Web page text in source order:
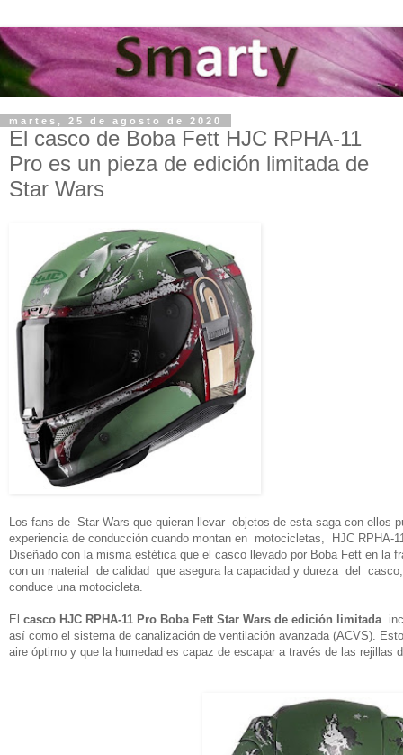
martes, 25 de agosto de 2020
El casco de Boba Fett HJC RPHA-11
Pro es un pieza de edición limitada de
Star Wars
Los fans de Star Wars que quieran llevar objetos de esta saga con ellos
experiencia de conducción cuando montan en motocicletas, HJC RPHA-
Diseñado con la misma estética que el casco llevado por Boba Fett en la
con un material de calidad que asegura la capacidad y dureza del casco,
conduce una motocicleta.
El casco HJC RPHA-11 Pro Boba Fett Star Wars de edición limitada
así como el sistema de canalización de ventilación avanzada (ACVS).
aire óptimo y que la humedad es capaz de escapar a través de las rejillas